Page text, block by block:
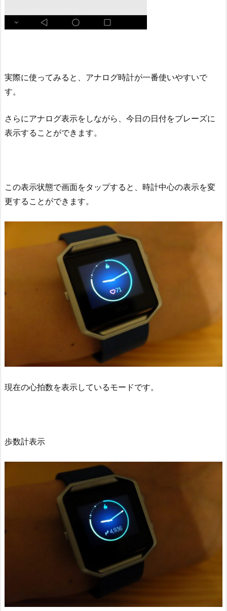
実際に使ってみると、アナログ時計が一番使いやすいで
す。
さらにアナログ表示をしながら、今日の日付をブレーズに
表示することができます。
この表示状態で画面をタップすると、時計中心の表示を変
更することができます。
現在の心拍数を表示しているモードです。
歩数計表示